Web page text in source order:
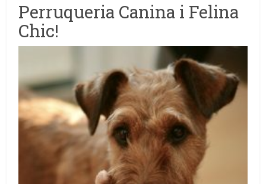
Perruqueria Canina i Felina
Chic!